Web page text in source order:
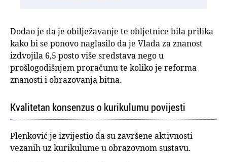
Dodao je da je obilježavanje te obljetnice bila prilika
kako bi se ponovo naglasilo da je Vlada za znanost
izdvojila 6,5 posto više sredstava nego u
prošlogodišnjem proračunu te koliko je reforma
znanosti i obrazovanja bitna.
Kvalitetan konsenzus o kurikulumu povijesti
Plenković je izvijestio da su završene aktivnosti
vezanih uz kurikulume u obrazovnom sustavu.